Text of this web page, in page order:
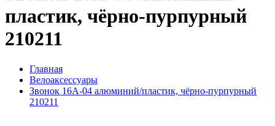
пластик, чёрно-пурпурный
210211
Главная
Велоаксессуары
Звонок 16A-04 алюминий/пластик, чёрно-пурпурный
210211